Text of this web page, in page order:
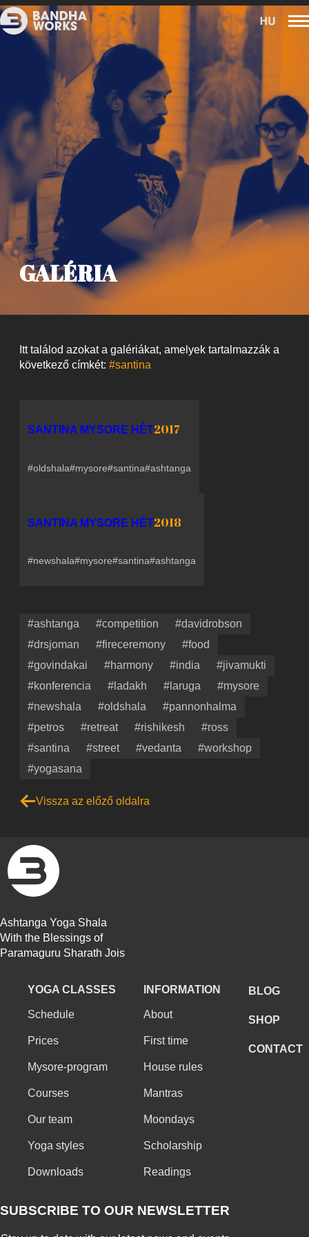
GALÉRIA
Itt találod azokat a galériákat, amelyek tartalmazzák a
következő címkét: #santina
SANTINA MYSORE HÉT2017
#oldshala#mysore#santina#ashtanga
SANTINA MYSORE HÉT2018
#newshala#mysore#santina#ashtanga
#ashtanga #competition
#davidrobson
#drsjoman
#fireceremony
#food
#govindakai
#harmony #india
#jivamukti
#konferencia
#ladakh #laruga
#mysore
#newshala
#oldshala
#pannonhalma
#petros
#retreat #rishikesh
#ross
#santina
#street #vedanta
#workshop
#yogasana
Vissza az előző oldalra
Ashtanga Yoga Shala
With the Blessings of
Paramaguru Sharath Jois
YOGA CLASSES
Schedule
Prices
Mysore-program
Courses
Our team
Yoga styles
Downloads
INFORMATION
About
First time
House rules
Mantras
Moondays
Scholarship
Readings
BLOG
SHOP
CONTACT
SUBSCRIBE TO OUR NEWSLETTER